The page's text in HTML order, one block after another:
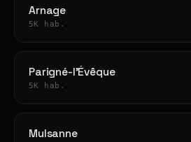
Arnage
5K hab.
Parigné-l'Évêque
5K hab.
Mulsanne